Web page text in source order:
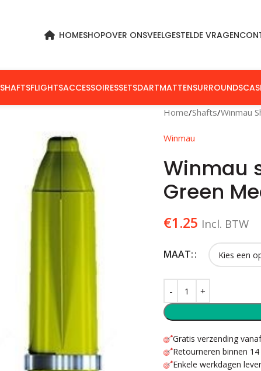
HOMESHOPOVER ONSVEELGESTELDE VRAGEN
SHAFTSFLIGHTSACCESSOIRESSETSDARTMATTENSURROUNDS
Home Shafts Winmau
Winmau
Winmau
Green
€1.25 Incl. BTW
MAAT:
Gratis verzending
Retourneren binnen
Enkele werkdagen